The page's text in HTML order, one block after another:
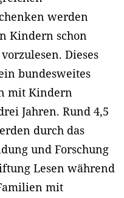
werden
Kindern schon
Dieses
bundesweites
mit Kindern
Jahren. Rund 4,5
durch das
und Forschung
Lesen während
mit